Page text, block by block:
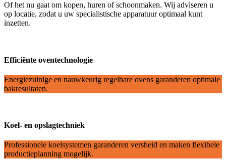
Of het nu gaat om kopen, huren of schoonmaken. Wij adviseren u
op locatie, zodat u uw specialistische apparatuur optimaal kunt
inzetten.
Efficiënte oventechnologie
Energiezuinige en nauwkeurig regelbare ovens garanderen optimale
bakresultaten.
Koel- en opslagtechniek
Professionele koelsystemen garanderen versheid en maken flexibele
productieplanning mogelijk.